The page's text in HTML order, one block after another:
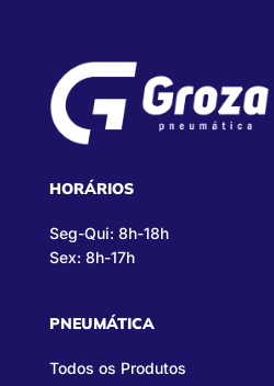
HORÁRIOS
Seg-Qui: 8h-18h
Sex: 8h-17h
PNEUMÁTICA
Todos os Produtos